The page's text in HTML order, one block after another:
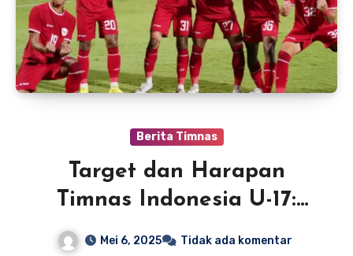
Berita Timnas
Target dan Harapan
Timnas Indonesia U-17:
Langkah Pasti Menuju
Mei 6, 2025 Tidak ada komentar